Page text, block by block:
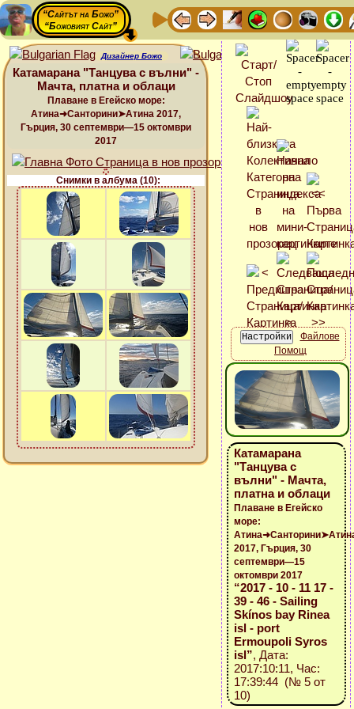
“Сайтът на Божо”
“Божовият Сайт”
Дизайнер Божо
Катамарана "Танцува с вълни" -
Мачта, платна и облаци
Плаване в Егейско море:
Атина➜Санторини➤Атина 2017,
Гърция, 30 септември—15 октомври
2017
Снимки в албума (10):
Файлове
Помощ
Катамарана
"Танцува с
вълни" - Мачта,
платна и облаци
Плаване в Егейско
море:
2017, Гърция, 30
септември—15
октомври 2017
“2017 - 10 - 11 17 -
39 - 46 - Sailing
Skínos bay Rinea
isl - port
Ermoupoli Syros
isl”, Дата:
2017:10:11, Час:
17:39:44 (№ 5 от
10)